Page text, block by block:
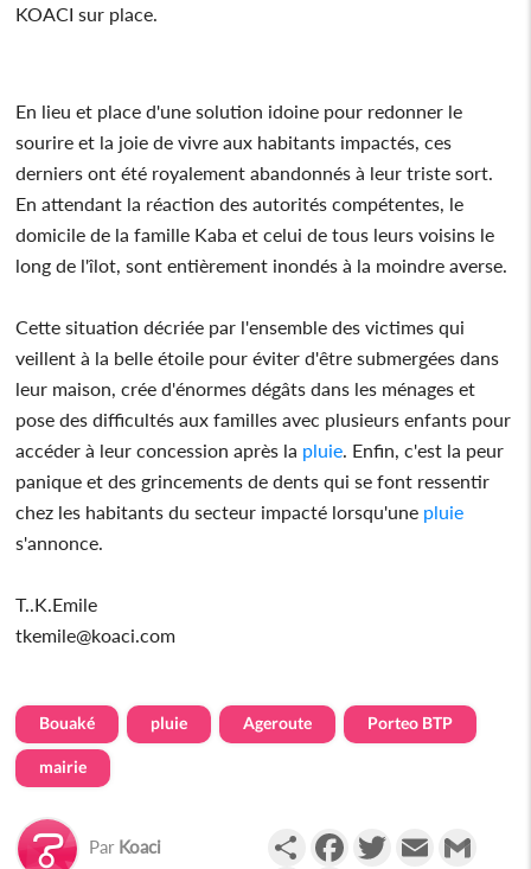
KOACI sur place.
En lieu et place d'une solution idoine pour redonner le
sourire et la joie de vivre aux habitants impactés, ces
derniers ont été royalement abandonnés à leur triste sort.
En attendant la réaction des autorités compétentes, le
domicile de la famille Kaba et celui de tous leurs voisins le
long de l'îlot, sont entièrement inondés à la moindre averse.
Cette situation décriée par l'ensemble des victimes qui
veillent à la belle étoile pour éviter d'être submergées dans
leur maison, crée d'énormes dégâts dans les ménages et
pose des difficultés aux familles avec plusieurs enfants pour
accéder à leur concession après la pluie . Enfin, c'est la peur
panique et des grincements de dents qui se font ressentir
chez les habitants du secteur impacté lorsqu'une pluie
s'annonce.
T..K.Emile
tkemile@koaci.com
Bouaké pluie Ageroute Porteo BTP
mairie
Par Koaci PartagerFacebookTwitterEmail